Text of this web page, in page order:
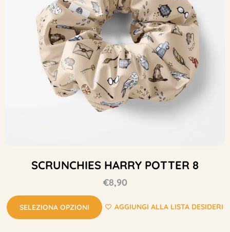
SCRUNCHIES HARRY POTTER 8
€8,90
SELEZIONA OPZIONI AGGIUNGI ALLA LISTA DESIDERI